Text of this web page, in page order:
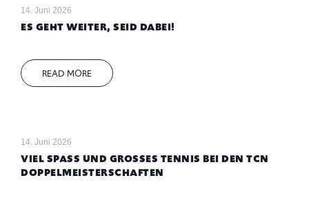
14. Juni 2026
ES GEHT WEITER, SEID DABEI!
READ MORE
14. Juni 2026
VIEL SPASS UND GROSSES TENNIS BEI DEN TCN DO
PPELMEISTERSCHAFTEN